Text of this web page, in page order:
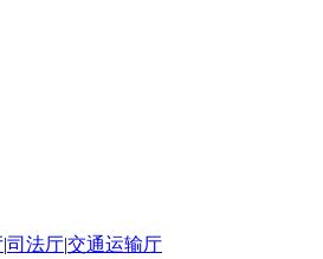
|司法厅|交通运输厅